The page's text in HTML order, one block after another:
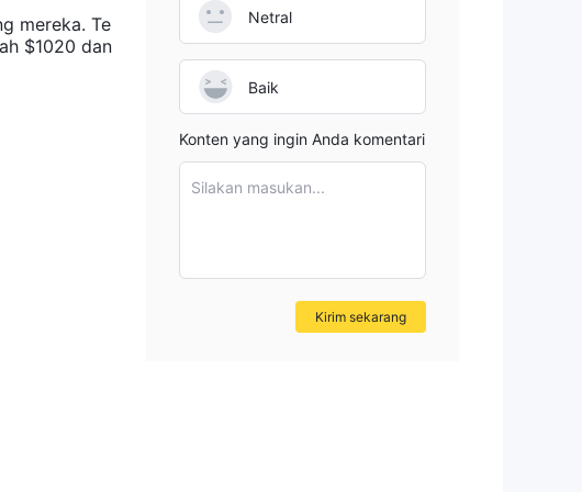
mereka. Te
$1020 dan
Netral
Baik
Konten yang ingin Anda komentari
Silakan masukan...
Kirim sekarang